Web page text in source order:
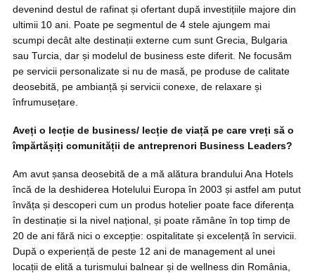
devenind destul de rafinat și ofertant după investițiile majore din
ultimii 10 ani. Poate pe segmentul de 4 stele ajungem mai
scumpi decât alte destinații externe cum sunt Grecia, Bulgaria
sau Turcia, dar și modelul de business este diferit. Ne focusăm
pe servicii personalizate si nu de masă, pe produse de calitate
deosebită, pe ambianță și servicii conexe, de relaxare și
înfrumusețare.
Aveți o lecție de business/ lecție de viață pe care vreți să o
împărtășiți comunității de antreprenori Business Leaders?
Am avut șansa deosebită de a mă alătura brandului Ana Hotels
încă de la deshiderea Hotelului Europa în 2003 și astfel am putut
învăța și descoperi cum un produs hotelier poate face diferența
în destinație si la nivel național, și poate rămâne în top timp de
20 de ani fără nici o excepție: ospitalitate și excelență în servicii.
După o experiență de peste 12 ani de management al unei
locații de elită a turismului balnear și de wellness din România,